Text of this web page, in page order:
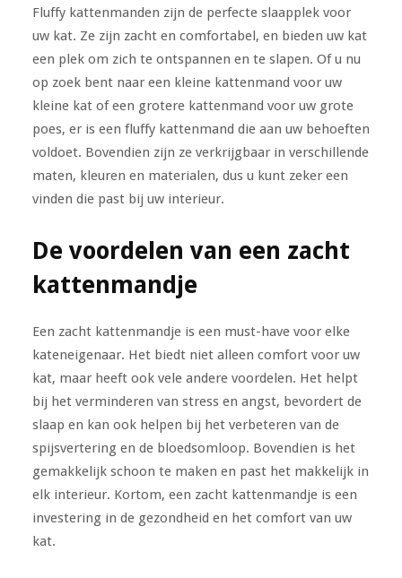
Fluffy kattenmanden zijn de perfecte slaapplek voor
uw kat. Ze zijn zacht en comfortabel, en bieden uw kat
een plek om zich te ontspannen en te slapen. Of u nu
op zoek bent naar een kleine kattenmand voor uw
kleine kat of een grotere kattenmand voor uw grote
poes, er is een fluffy kattenmand die aan uw behoeften
voldoet. Bovendien zijn ze verkrijgbaar in verschillende
maten, kleuren en materialen, dus u kunt zeker een
vinden die past bij uw interieur.
De voordelen van een zacht
kattenmandje
Een zacht kattenmandje is een must-have voor elke
kateneigenaar. Het biedt niet alleen comfort voor uw
kat, maar heeft ook vele andere voordelen. Het helpt
bij het verminderen van stress en angst, bevordert de
slaap en kan ook helpen bij het verbeteren van de
spijsvertering en de bloedsomloop. Bovendien is het
gemakkelijk schoon te maken en past het makkelijk in
elk interieur. Kortom, een zacht kattenmandje is een
investering in de gezondheid en het comfort van uw
kat.